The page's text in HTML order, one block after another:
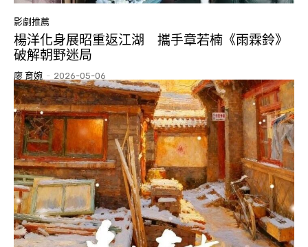
影劇推薦
楊洋化身展昭重返江湖 攜手章若楠《雨霖鈴》
破解朝野迷局
廖 育婉 - 2026-05-06